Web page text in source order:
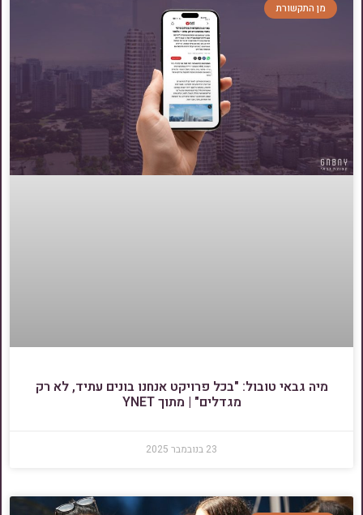
מן התקשורת
מיה גבאי טובול: "בכל פרויקט אנחנו בונים עתיד, לא רק
מגדלים" | מתוך YNET
23 בנובמבר 2025